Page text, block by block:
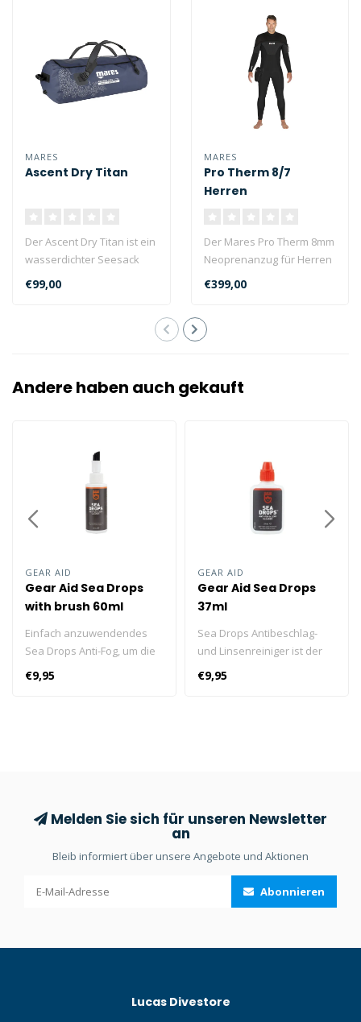
MARES
Ascent Dry Titan
Der Ascent Dry Titan ist ein
wasserdichter Seesack
aus Tarpaulin für den
prakti..
€99,00
MARES
Pro Therm 8/7
Herren
Der Mares Pro Therm 8mm
Neoprenanzug für Herren
vereint thermischen
Komfort, Wi..
€399,00
Andere haben auch gekauft
GEAR AID
Gear Aid Sea Drops
with brush 60ml
Einfach anzuwendendes
Sea Drops Anti-Fog, um die
Gläser sauber zu halten
und ein Beschlagen zu
€9,95
GEAR AID
Gear Aid Sea Drops
37ml
Sea Drops Antibeschlag-
und Linsenreiniger ist der
bewährteste und
zuverlässigste Antibeschlag
€9,95
Melden Sie sich für unseren Newsletter
an
Bleib informiert über unsere Angebote und Aktionen
Abonnieren
Lucas Divestore